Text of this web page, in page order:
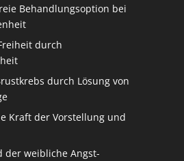
Behandlungsoption bei
durch
durch Lösung von
Kraft der Vorstellung und
der weibliche Angst-